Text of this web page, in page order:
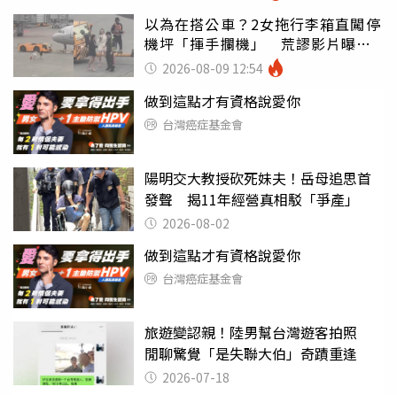
以為在搭公車？2女拖行李箱直闖停
機坪「揮手攔機」 荒謬影片曝網
傻眼2026-08-09 12:54
做到這點才有資格說愛你
台灣癌症基金會
陽明交大教授砍死妹夫！岳母追思首
發聲 揭11年經營真相駁「爭產」
2026-08-02
做到這點才有資格說愛你
台灣癌症基金會
旅遊變認親！陸男幫台灣遊客拍照
閒聊驚覺「是失聯大伯」奇蹟重逢
2026-07-18